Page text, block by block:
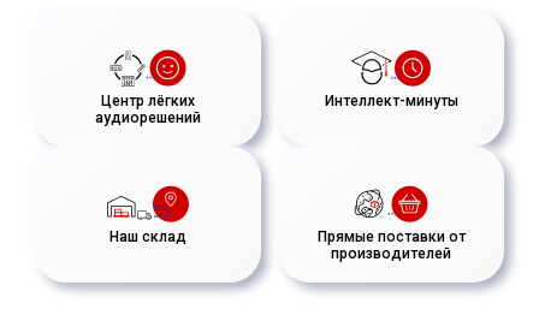
Центр лёгких
аудиорешений
Интеллект-минуты
Наш склад
Прямые поставки от
производителей